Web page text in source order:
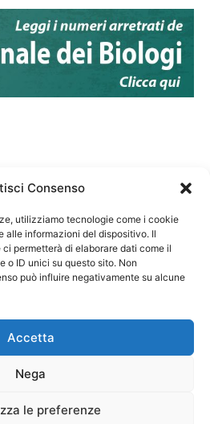
Consenso
utilizziamo tecnologie come i cookie
alle informazioni del dispositivo. Il
permetterà di elaborare dati come il
o ID unici su questo sito. Non
può influire negativamente su alcune
Accetta
Nega
le preferenze
Degli Ordini dei Biologi:
80069130583
internet www.fnob.it:
Cookie Policy